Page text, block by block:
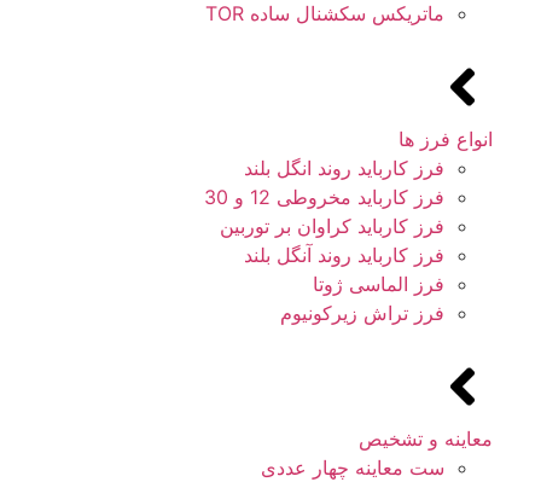
ماتریکس سکشنال ساده TOR
انواع فرز ها
فرز کارباید روند انگل بلند
فرز کارباید مخروطی 12 و 30
فرز کارباید کراوان بر توربین
فرز کارباید روند آنگل بلند
فرز الماسی ژوتا
فرز تراش زیرکونیوم
معاینه و تشخیص
ست معاینه چهار عددی